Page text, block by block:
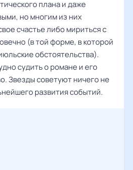
плана и даже
но многим из них
счастье либо мириться с
(в той форме, в которой
обстоятельства).
судить о романе и его
Звезды советуют ничего не
развития событий.